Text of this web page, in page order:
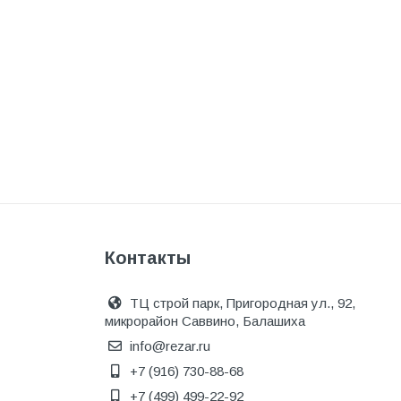
Клей монтажный
Коллекторы и шкафы
Компоненты оптической
системы
Косметика и уход
Контакты
ТЦ строй парк, Пригородная ул., 92,
микрорайон Саввино, Балашиха
info@rezar.ru
+7 (916) 730-88-68
+7 (499) 499-22-92